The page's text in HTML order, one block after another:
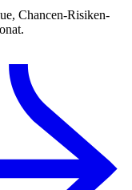
Chancen-Risiken-